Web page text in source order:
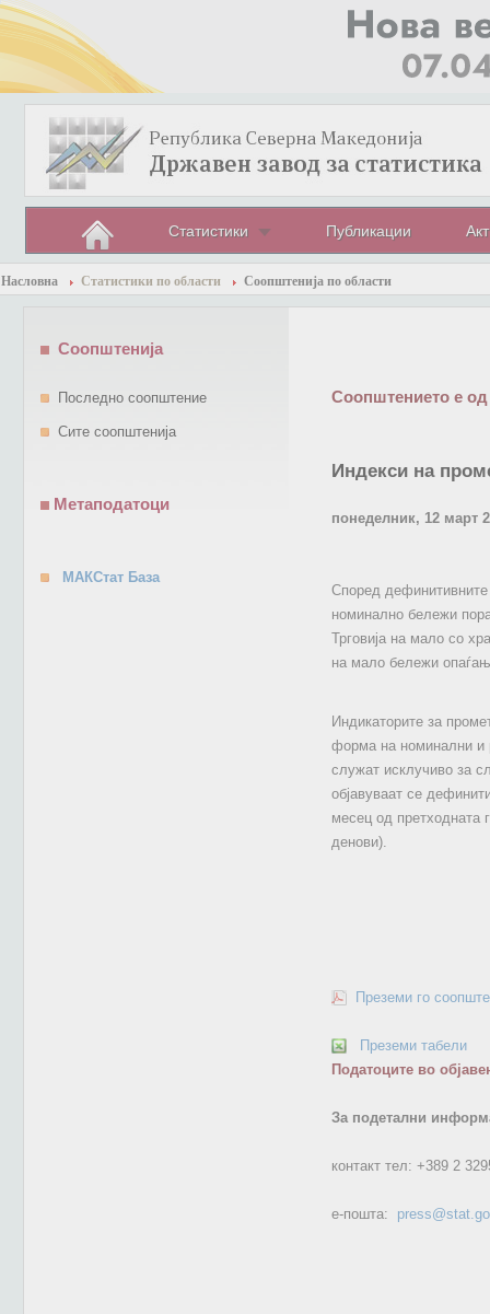
Статистики Публикации
Насловна Статистики по области Соопштенија по области
Соопштението е од
Индекси на
понеделник, 12 март
Според дефинитивните
номинално бележи
Трговија на мало со
на мало бележи
Индикаторите за
форма на номинални и
служат исклучиво за
објавуваат се
месец од претходната
денови).
Преземи го
Преземи табели
Податоците во
За подетални
контакт тел: +389 2
е-пошта:
Соопштенија
Последно соопштение
Сите соопштенија
Метаподатоци
МАКСтат База